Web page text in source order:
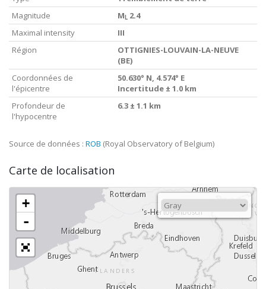
Magnitude
M L 2.4
Maximal intensity
III
Région
OTTIGNIES-LOUVAIN-LA-NEUVE
(BE)
Coordonnées de
l'épicentre
50.630° N, 4.574° E
Incertitude ± 1.0 km
Profondeur de
l'hypocentre
6.3 ± 1.1 km
Source de données : ROB (Royal Observatory of Belgium)
Carte de localisation
+
-